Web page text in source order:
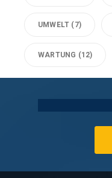
UMWELT (7)
WARTUNG (12)